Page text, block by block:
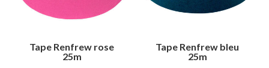
Tape Renfrew rose
25m
Tape Renfrew bleu
25m